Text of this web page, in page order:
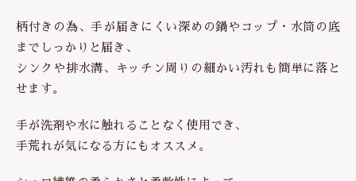
柄付きの為、手が届きにくい深めの鍋やコップ・水筒の底
までしっかりと届き、
シンクや排水溝、キッチン周りの細かい汚れも簡単に落と
せます。
手が洗剤や水に触れることなく使用でき、
手荒れが気になる方にもオススメ。